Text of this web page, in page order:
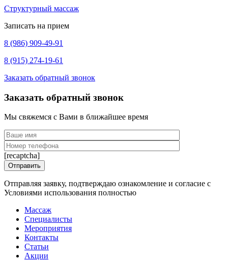
Структурный массаж
Записать на прием
8 (986) 909-49-91
8 (915) 274-19-61
Заказать обратный звонок
Заказать обратный звонок
Мы свяжемся с Вами в ближайшее время
[recaptcha]
Отправляя заявку, подтверждаю ознакомление и согласие с
Условиями использования полностью
Массаж
Специалисты
Мероприятия
Контакты
Статьи
Акции